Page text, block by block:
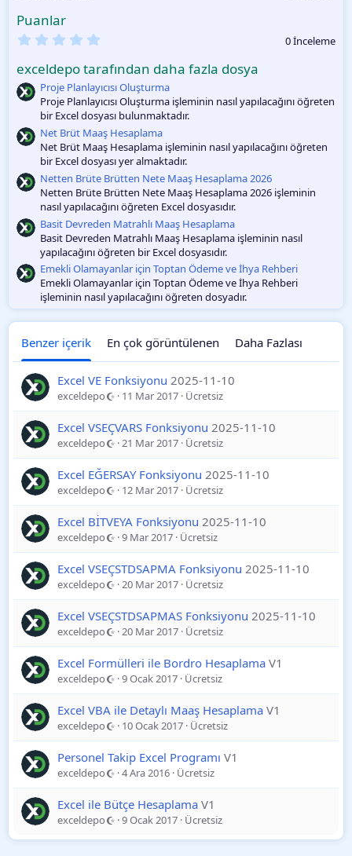
Puanlar
0
O
y
l
a
m
a
0 İnceleme
exceldepo tarafından daha fazla dosya
Proje Planlayıcısı Oluşturma
Proje Planlayıcısı Oluşturma işleminin nasıl yapılacağını öğreten
bir Excel dosyası bulunmaktadır.
Net Brüt Maaş Hesaplama
Net Brüt Maaş Hesaplama işleminin nasıl yapılacağını öğreten
bir Excel dosyası yer almaktadır.
Netten Brüte Brütten Nete Maaş Hesaplama 2026
Netten Brüte Brütten Nete Maaş Hesaplama 2026 işleminin
nasıl yapılacağını öğreten Excel dosyasıdır.
Basit Devreden Matrahlı Maaş Hesaplama
Basit Devreden Matrahlı Maaş Hesaplama işleminin nasıl
yapılacağını öğreten bir Excel dosyasıdır.
Emekli Olamayanlar için Toptan Ödeme ve İhya Rehberi
Emekli Olamayanlar için Toptan Ödeme ve İhya Rehberi
işleminin nasıl yapılacağını öğreten dosyadır.
Benzer içerik En çok görüntülenen Daha Fazlası
Excel VE Fonksiyonu 2025-11-10
exceldepo 11 Mar 2017 Ücretsiz
Excel VSEÇVARS Fonksiyonu 2025-11-10
exceldepo 21 Mar 2017 Ücretsiz
Excel EĞERSAY Fonksiyonu 2025-11-10
exceldepo 12 Mar 2017 Ücretsiz
Excel BİTVEYA Fonksiyonu 2025-11-10
exceldepo 9 Mar 2017 Ücretsiz
Excel VSEÇSTDSAPMA Fonksiyonu 2025-11-10
exceldepo 20 Mar 2017 Ücretsiz
Excel VSEÇSTDSAPMAS Fonksiyonu 2025-11-10
exceldepo 20 Mar 2017 Ücretsiz
Excel Formülleri ile Bordro Hesaplama V1
exceldepo 9 Ocak 2017 Ücretsiz
Excel VBA ile Detaylı Maaş Hesaplama V1
exceldepo 10 Ocak 2017 Ücretsiz
Personel Takip Excel Programı V1
exceldepo 4 Ara 2016 Ücretsiz
Excel ile Bütçe Hesaplama V1
exceldepo 9 Ocak 2017 Ücretsiz